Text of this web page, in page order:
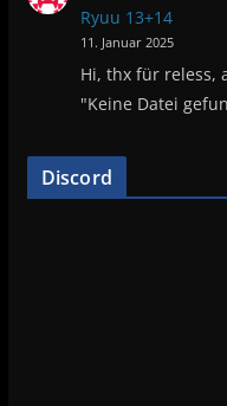
Ryuu 13+14
11. Januar 2025
Hi, thx für reless,
"Keine Datei
Discord